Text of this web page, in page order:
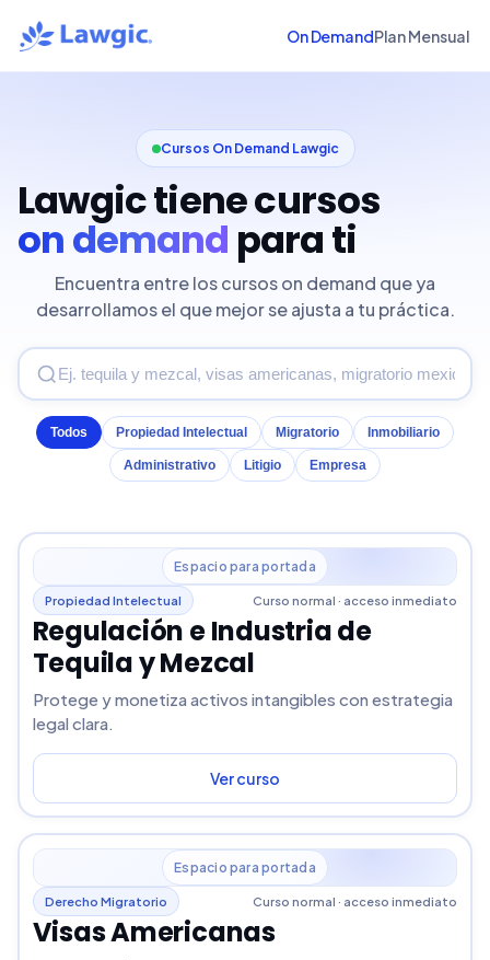
On DemandPlan Mensual
Cursos On Demand Lawgic
Lawgic tiene cursos
on demand para ti
Encuentra entre los cursos on demand que ya
desarrollamos el que mejor se ajusta a tu práctica.
Todos Propiedad Intelectual Migratorio Inmobiliario
Administrativo Litigio Empresa
Espacio para portada
Propiedad Intelectual Curso normal · acceso inmediato
Regulación e Industria de
Tequila y Mezcal
Protege y monetiza activos intangibles con estrategia
legal clara.
Ver curso
Espacio para portada
Derecho Migratorio Curso normal · acceso inmediato
Visas Americanas